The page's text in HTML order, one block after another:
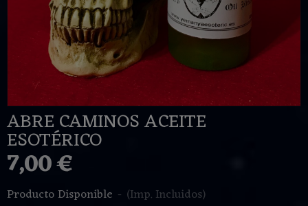
ABRE CAMINOS ACEITE
ESOTÉRICO
7,00 €
Producto Disponible - (Imp. Incluidos)